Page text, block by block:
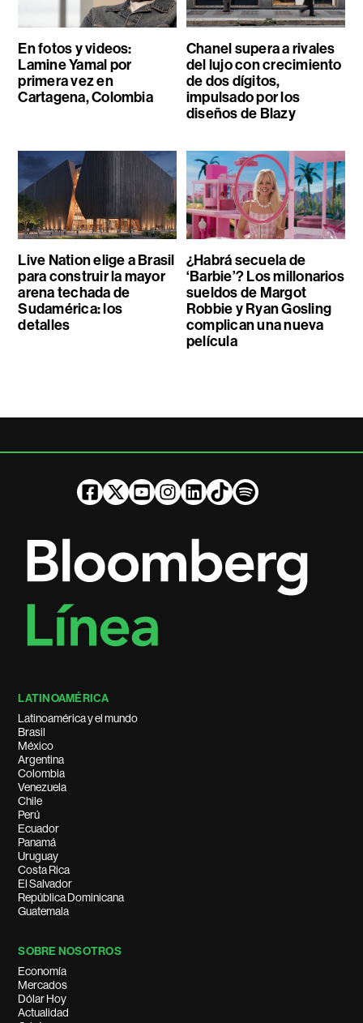
En fotos y videos:
Lamine Yamal por
primera vez en
Cartagena, Colombia
Chanel supera a rivales
del lujo con crecimiento
de dos dígitos,
impulsado por los
diseños de Blazy
Live Nation elige a Brasil
para construir la mayor
arena techada de
Sudamérica: los
detalles
¿Habrá secuela de
‘Barbie’? Los millonarios
sueldos de Margot
Robbie y Ryan Gosling
complican una nueva
película
LATINOAMÉRICA
Latinoamérica y el mundo
Brasil
México
Argentina
Colombia
Venezuela
Chile
Perú
Ecuador
Panamá
Uruguay
Costa Rica
El Salvador
República Dominicana
Guatemala
SOBRE NOSOTROS
Economía
Mercados
Dólar Hoy
Actualidad